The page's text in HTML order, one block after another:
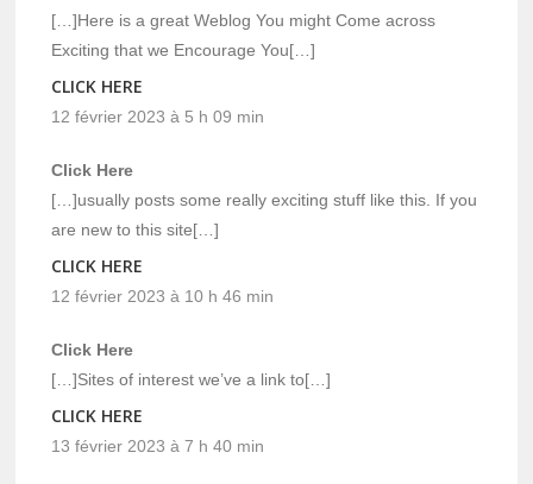
[…]Here is a great Weblog You might Come across
Exciting that we Encourage You[…]
CLICK HERE
12 février 2023 à 5 h 09 min
Click Here
[…]usually posts some really exciting stuff like this. If you
are new to this site[…]
CLICK HERE
12 février 2023 à 10 h 46 min
Click Here
[…]Sites of interest we’ve a link to[…]
CLICK HERE
13 février 2023 à 7 h 40 min